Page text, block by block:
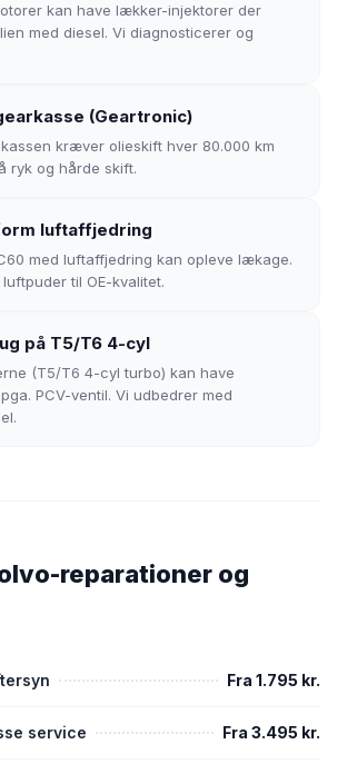
kan have lækker-injektorer der
med diesel. Vi diagnosticerer og
(Geartronic)
kræver olieskift hver 80.000 km
ryk og hårde skift.
luftaffjedring
med luftaffjedring kan opleve lækage.
til OE-kvalitet.
på T5/T6 4-cyl
(T5/T6 4-cyl turbo) kan have
PCV-ventil. Vi udbedrer med
reparationer og
Fra 1.795 kr.
service Fra 3.495 kr.